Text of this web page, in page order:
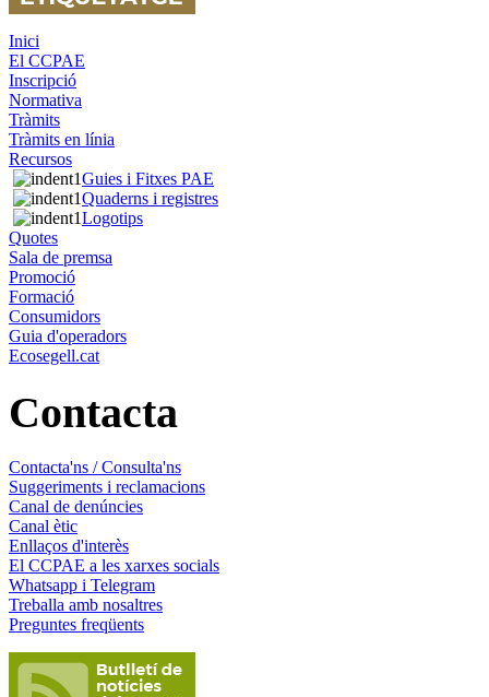
Inici
El CCPAE
Inscripció
Normativa
Tràmits
Tràmits en línia
Recursos
Guies i Fitxes PAE
Quaderns i registres
Logotips
Quotes
Sala de premsa
Promoció
Formació
Consumidors
Guia d'operadors
Ecosegell.cat
Contacta
Contacta'ns / Consulta'ns
Suggeriments i reclamacions
Canal de denúncies
Canal ètic
Enllaços d'interès
El CCPAE a les xarxes socials
Whatsapp i Telegram
Treballa amb nosaltres
Preguntes freqüents